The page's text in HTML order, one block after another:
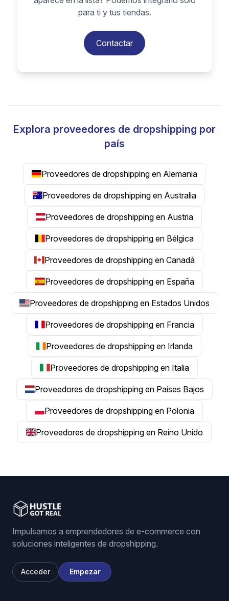
para ti y tus tiendas.
Contactar
Explora proveedores de dropshipping por
país
Proveedores de dropshipping en Alemania
Proveedores de dropshipping en Australia
Proveedores de dropshipping en Austria
Proveedores de dropshipping en Bélgica
Proveedores de dropshipping en Canadá
Proveedores de dropshipping en España
Proveedores de dropshipping en Estados Unidos
Proveedores de dropshipping en Francia
Proveedores de dropshipping en Irlanda
Proveedores de dropshipping en Italia
Proveedores de dropshipping en Países Bajos
Proveedores de dropshipping en Polonia
Proveedores de dropshipping en Reino Unido
Impulsamos a emprendedores de e-commerce con
soluciones inteligentes de dropshipping.
Acceder Empezar